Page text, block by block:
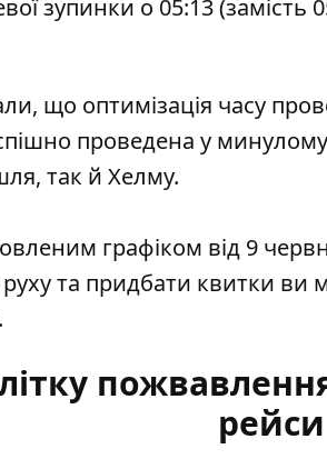
зупинки о 05:13 (замість
що оптимізація часу
проведена у
так й Хелму.
графіком від 9
та придбати квитки ви
рейси